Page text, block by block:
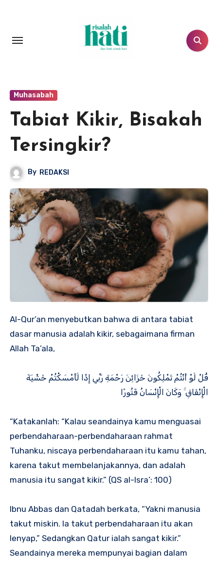
Muhasabah
Tabiat Kikir, Bisakah
Tersingkir?
By REDAKSI
Al-Qur’an menyebutkan bahwa di antara tabiat
dasar manusia adalah kikir, sebagaimana firman
Allah Ta’ala,
قُلْ لَوْ أَنْتُمْ تَمْلِكُونَ خَزَائِنَ رَحْمَةِ رَبِّي إِذًا لَأَمْسَكْتُمْ خَشْيَةَ
الْإِنْفَاقِ ۚ وَكَانَ الْإِنْسَانُ قَتُورًا
“Katakanlah: “Kalau seandainya kamu menguasai
perbendaharaan-perbendaharaan rahmat
Tuhanku, niscaya perbendaharaan itu kamu tahan,
karena takut membelanjakannya, dan adalah
manusia itu sangat kikir.” (QS al-Isra’: 100)
Ibnu Abbas dan Qatadah berkata, “Yakni manusia
takut miskin. Ia takut perbendaharaan itu akan
lenyap,” Sedangkan Qatur ialah sangat kikir.”
Seandainya mereka mempunyai bagian dalam